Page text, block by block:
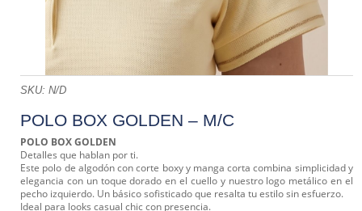
SKU:N/D
POLO BOX GOLDEN – M/C
POLO BOX GOLDEN
Detalles que hablan por ti.
Este polo de algodón con corte boxy y manga corta combina simplicidad y
elegancia con un toque dorado en el cuello y nuestro logo metálico en el
pecho izquierdo. Un básico sofisticado que resalta tu estilo sin esfuerzo.
Ideal para looks casual chic con presencia.